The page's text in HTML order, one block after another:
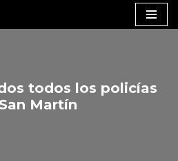
todos los policías
Martín